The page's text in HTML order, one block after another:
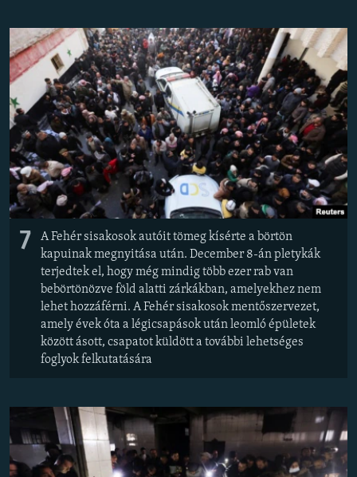
7
A Fehér sisakosok autóit tömeg kísérte a börtön
kapuinak megnyitása után. December 8-án pletykák
terjedtek el, hogy még mindig több ezer rab van
bebörtönözve föld alatti zárkákban, amelyekhez nem
lehet hozzáférni. A Fehér sisakosok mentőszervezet,
amely évek óta a légicsapások után leomló épületek
között ásott, csapatot küldött a további lehetséges
foglyok felkutatására